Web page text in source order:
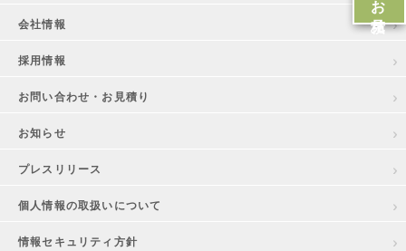
会社情報
採用情報
お問い合わせ・お見積り
お知らせ
プレスリリース
個人情報の取扱いについて
情報セキュリティ方針